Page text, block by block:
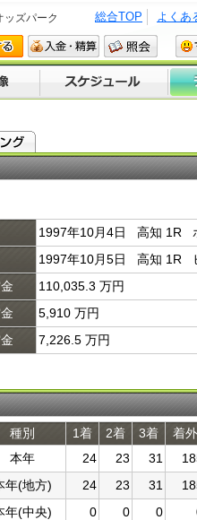
ッズパーク よくあ
総合TOP
1997年10月4日 高知 1R
1997年10月5日 高知 1R
110,035.3 万円
5,910 万円
7,226.5 万円
種別 1着 2着 3着 着外
本年
24 23 31
年(地方)
24 23 31
年(中央)
0 0 0